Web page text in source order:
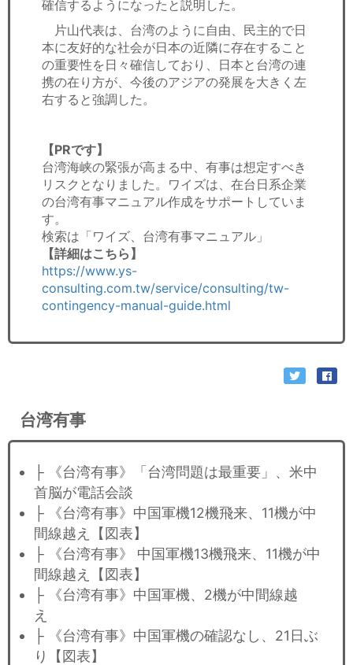
確信するようになったと説明した。
片山代表は、台湾のように自由、民主的で日
本に友好的な社会が日本の近隣に存在すること
の重要性を日々確信しており、日本と台湾の連
携の在り方が、今後のアジアの発展を大きく左
右すると強調した。
【PRです】
台湾海峡の緊張が高まる中、有事は想定すべき
リスクとなりました。ワイズは、在台日系企業
の台湾有事マニュアル作成をサポートしていま
す。
検索は「ワイズ、台湾有事マニュアル」
【詳細はこちら】
https://www.ys-
consulting.com.tw/service/consulting/tw-
contingency-manual-guide.html
台湾有事
├ 《台湾有事》「台湾問題は最重要」、米中
首脳が電話会談
├ 《台湾有事》中国軍機12機飛来、11機が中
間線越え【図表】
├ 《台湾有事》 中国軍機13機飛来、11機が中
間線越え【図表】
├ 《台湾有事》中国軍機、2機が中間線越
え
├ 《台湾有事》中国軍機の確認なし、21日ぶ
り【図表】